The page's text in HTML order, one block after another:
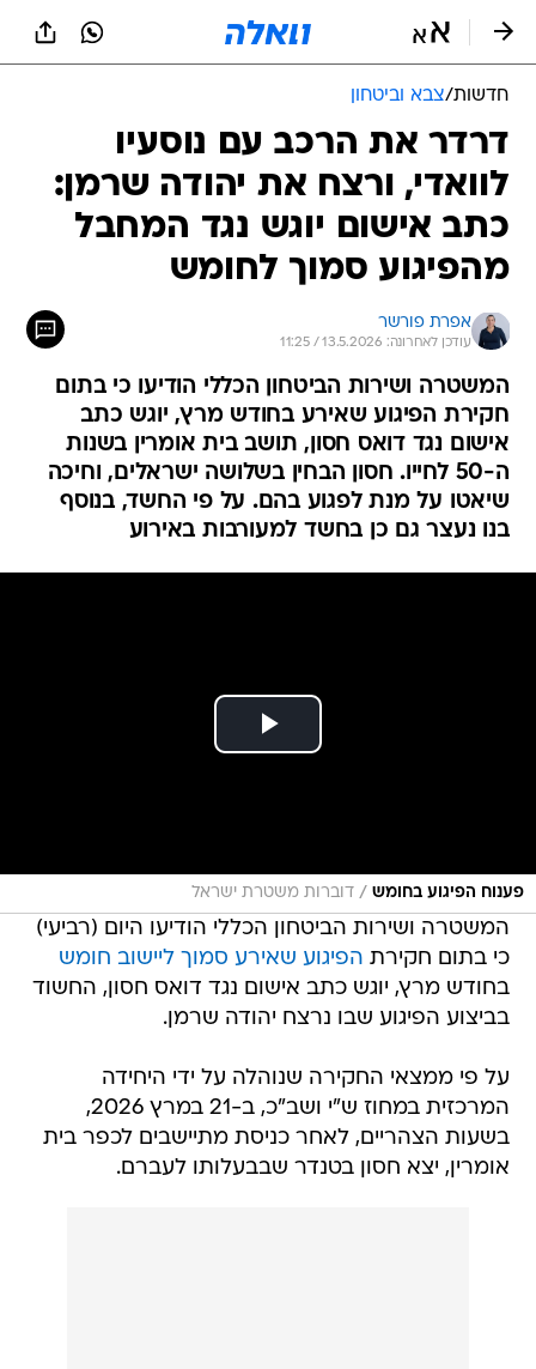
חדשות/צבא וביטחון
דרדר את הרכב עם נוסעיו
לוואדי, ורצח את יהודה שרמן:
כתב אישום יוגש נגד המחבל
מהפיגוע סמוך לחומש
אפרת פורשר
עודכן לאחרונה: 13.5.2026 / 11:25
המשטרה ושירות הביטחון הכללי הודיעו כי בתום
חקירת הפיגוע שאירע בחודש מרץ, יוגש כתב
אישום נגד דואס חסון, תושב בית אומרין בשנות
ה-50 לחייו. חסון הבחין בשלושה ישראלים, וחיכה
שיאטו על מנת לפגוע בהם. על פי החשד, בנוסף
בנו נעצר גם כן בחשד למעורבות באירוע
פענוח הפיגוע בחומש / דוברות משטרת ישראל
המשטרה ושירות הביטחון הכללי הודיעו היום (רביעי)
כי בתום חקירת הפיגוע שאירע סמוך ליישוב חומש
בחודש מרץ, יוגש כתב אישום נגד דואס חסון, החשוד
בביצוע הפיגוע שבו נרצח יהודה שרמן.
על פי ממצאי החקירה שנוהלה על ידי היחידה
המרכזית במחוז ש"י ושב"כ, ב-21 במרץ 2026,
בשעות הצהריים, לאחר כניסת מתיישבים לכפר בית
אומרין, יצא חסון בטנדר שבבעלותו לעברם.